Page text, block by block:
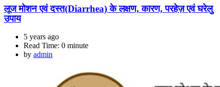
लूज मोशन एवं दस्त(Diarrhea) के लक्षण, कारण, परहेज़ एवं घरेलु
उपाय
5 years ago
Read Time: 0 minute
by admin